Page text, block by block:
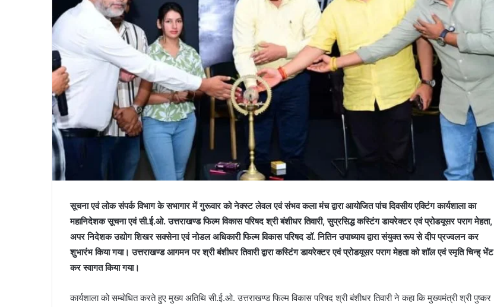
सूचना एवं लोक संपर्क विभाग के सभागार में गुरूवार को नेक्स्ट लेवल एवं संभव कला मंच द्वारा आयोजित पांच दिवसीय एक्टिंग कार्यशाला का
महानिदेशक सूचना एवं सी.ई.ओ. उत्तराखण्ड फिल्म विकास परिषद श्री बंशीधर तिवारी, सुप्रसिद्ध कस्टिंग डायरेक्टर एवं प्रोडयूसर पराग मेहता,
अपर निदेशक उद्योग शिखर सक्सेना एवं नोडल अधिकारी फिल्म विकास परिषद डॉ. नितिन उपाध्याय द्वारा संयुक्त रूप से दीप प्रज्वलन कर
शुभारंभ किया गया। उत्तराखण्ड आगमन पर श्री बंशीधर तिवारी द्वारा कस्टिंग डायरेक्टर एवं प्रोडयूसर पराग मेहता को शॉल एवं स्मृति चिन्ह् भेंट
कर स्वागत किया गया।
कार्यशाला को सम्बोधित करते हुए मुख्य अतिथि सी.ई.ओ. उत्तराखण्ड फिल्म विकास परिषद श्री बंशीधर तिवारी ने कहा कि मुख्यमंत्री श्री पुष्कर